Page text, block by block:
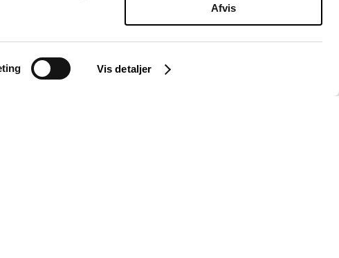
Vis detaljer
Afvis